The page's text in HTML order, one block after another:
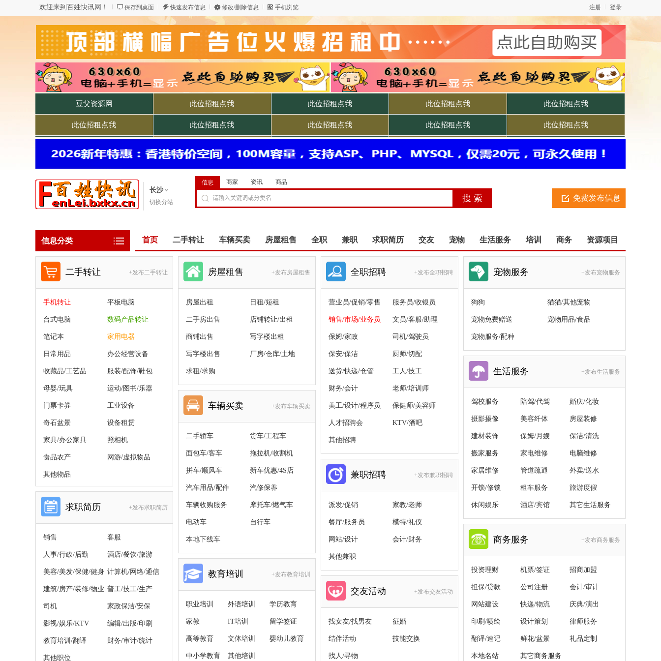
欢迎来到百姓快讯网！ 保存到桌面 快速发布信息 修改/删除信息 手机浏览 登录
注册
长沙
切换分站 免费发布信息
信息 商家 资讯 商品
信息分类 首页 二手转让 车辆买卖 房屋租售 全职 兼职 求职简历 交友 宠物 生活服务 培训 商务 资源项目
二手转让 +发布二手转让
手机转让 平板电脑
台式电脑 数码产品转让
笔记本 家用电器
日常用品 办公经营设备
收藏品/工艺品 服装/配饰/鞋包
母婴/玩具 运动/图书/乐器
门票卡券 工业设备
奇石盆景 设备租赁
家具/办公家具 照相机
食品农产 网游/虚拟物品
其他物品
求职简历 +发布求职简历
销售 客服
人事/行政/后勤 酒店/餐饮/旅游
美容/美发/保健/健身 计算机/网络/通信
建筑/房产/装修/物业 普工/技工/生产
司机 家政保洁/安保
影视/娱乐/KTV 编辑/出版/印刷
教育培训/翻译 财务/审计/统计
其他职位
房屋租售 +发布房屋租售
房屋出租 日租/短租
二手房出售 店铺转让/出租
商铺出售 写字楼出租
写字楼出售 厂房/仓库/土地
求租/求购
车辆买卖 +发布车辆买卖
二手轿车 货车/工程车
面包车/客车 拖拉机/收割机
拼车/顺风车 新车优惠/4S店
汽车用品/配件 汽修保养
车辆收购服务 摩托车/燃气车
电动车 自行车
本地下线车
教育培训 +发布教育培训
职业培训 外语培训 学历教育
家教 IT培训 留学签证
高等教育 文体培训 婴幼儿教育
中小学教育 其他培训
全职招聘 +发布全职招聘
营业员/促销/零售 服务员/收银员
销售/市场/业务员 文员/客服/助理
保姆/家政 司机/驾驶员
保安/保洁 厨师/切配
送货/快递/仓管 工人/技工
财务/会计 老师/培训师
美工/设计/程序员 保健师/美容师
人才招聘会 KTV/酒吧
其他招聘
兼职招聘 +发布兼职招聘
派发/促销 家教/老师
餐厅/服务员 模特/礼仪
网站/设计 会计/财务
其他兼职
交友活动 +发布交友活动
找女友/找男友 征婚
结伴活动 技能交换
找人/寻物
宠物服务 +发布宠物服务
狗狗 猫猫/其他宠物
宠物免费赠送 宠物用品/食品
宠物服务/配种
生活服务 +发布生活服务
驾校服务 陪驾/代驾 婚庆/化妆
摄影摄像 美容纤体 房屋装修
建材装饰 保姆/月嫂 保洁/清洗
搬家服务 家电维修 电脑维修
家居维修 管道疏通 外卖/送水
开锁/修锁 租车服务 旅游度假
休闲娱乐 酒店/宾馆 其它生活服务
商务服务 +发布商务服务
投资理财 机票/签证 招商加盟
担保/贷款 公司注册 会计/审计
网站建设 快递/物流 庆典/演出
印刷/喷绘 设计策划 律师服务
翻译/速记 鲜花/盆景 礼品定制
本地名站 其它商务服务